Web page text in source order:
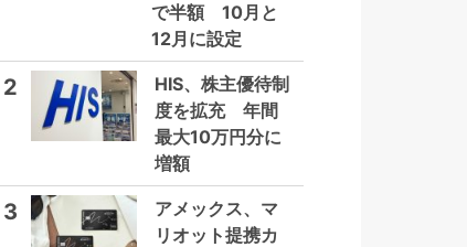
で半額 10月と
12月に設定
2
HIS、株主優待制
度を拡充 年間
最大10万円分に
増額
3
アメックス、マ
リオット提携カ